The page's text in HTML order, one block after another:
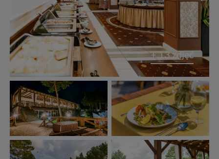
+ 13 zdjęć